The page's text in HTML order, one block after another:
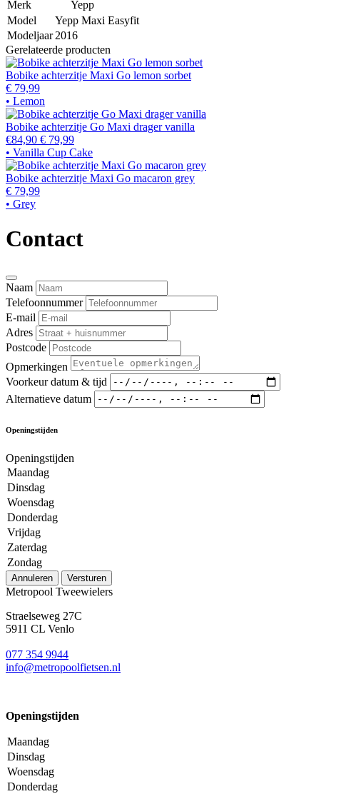
Merk
Yepp
Model
Yepp Maxi Easyfit
Modeljaar 2016
Gerelateerde producten
Bobike achterzitje Maxi Go lemon sorbet
€ 79,99
• Lemon
Bobike achterzitje Go Maxi drager vanilla
€84,90 € 79,99
• Vanilla Cup Cake
Bobike achterzitje Maxi Go macaron grey
€ 79,99
• Grey
Contact
Naam
Telefoonnummer
E-mail
Adres
Postcode
Opmerkingen
Voorkeur datum & tijd
Alternatieve datum
Openingstijden
Openingstijden
Maandag
Dinsdag
Woensdag
Donderdag
Vrijdag
Zaterdag
Zondag
Annuleren Versturen
Metropool Tweewielers
Straelseweg 27C
5911 CL Venlo
077 354 9944
info@metropoolfietsen.nl
Openingstijden
Maandag
Dinsdag
Woensdag
Donderdag